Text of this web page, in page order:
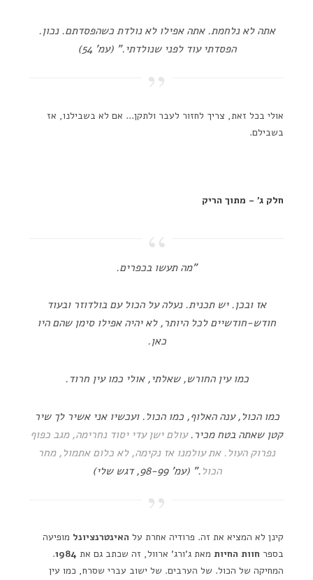
אתה לא נלחמת. אתה אפילו לא נולדת כשהפסדתם. נכון.
הפסדתי עוד לפני שנולדתי." (עמ' 54)
אולי בכל זאת, צריך לחזור לעבר ולתקן… אם לא בשבילנו, אז
בשבילם.
חלק ג' – מתוך הריק
"מה תעשו בכפרים.
אז ובכן. יש תכנית. נעלה על הכול עם בולדוזר ובעוד
חודש-חודשיים לכל היותר, לא יהיה אפילו סימן שהם היו
כאן.
כמו עין החורש, שאלתי, אולי כמו עין חרוד.
כמו הכול, ענה האלוף, כמו הכול. ועכשיו אני אשיר לך שיר
קטן שאתה בטח מכיר.עולם ישן עדי יסוד נחרימה, מגב כפוף
נפרוק העול. את עולמנו אז נקימה, לא כלום אתמול, מחר
הכול." (עמ' 98-99, דגש שלי)
קינן לא המציא את זה. פרודיה אחרת על האינטרנציונל מופיעה
בספר חוות החיות מאת ג'ורג' ארוול, זה שכתב גם את 1984
.
המחיקה של הכול. של הערבים. של ישוב עברי שסרח, כמו עין